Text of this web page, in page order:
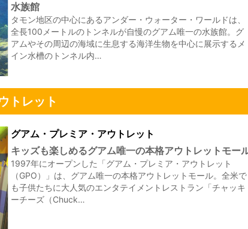
水族館
タモン地区の中心にあるアンダー・ウォーター・ワールドは、
全長100メートルのトンネルが自慢のグアム唯一の水族館。グ
アムやその周辺の海域に生息する海洋生物を中心に展示するメ
イン水槽のトンネル内…
トレット
グアム・プレミア・アウトレット
キッズも楽しめるグアム唯一の本格アウトレットモー
1997年にオープンした「グアム・プレミア・アウトレット
（GPO）」は、グアム唯一の本格アウトレットモール。全米で
も子供たちに大人気のエンタテイメントレストラン「チャッキ
ーチーズ（Chuck…